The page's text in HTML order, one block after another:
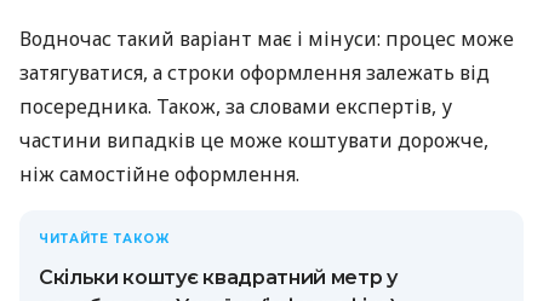
Водночас такий варіант має і мінуси: процес може
затягуватися, а строки оформлення залежать від
посередника. Також, за словами експертів, у
частини випадків це може коштувати дорожче,
ніж самостійне оформлення.
ЧИТАЙТЕ ТАКОЖ
Скільки коштує квадратний метр у